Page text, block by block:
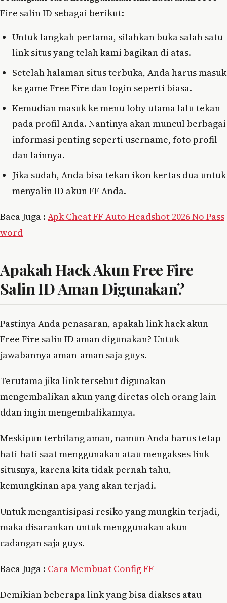
Fire salin ID sebagai berikut:
Untuk langkah pertama, silahkan buka salah satu
link situs yang telah kami bagikan di atas.
Setelah halaman situs terbuka, Anda harus masuk
ke game Free Fire dan login seperti biasa.
Kemudian masuk ke menu loby utama lalu tekan
pada profil Anda. Nantinya akan muncul berbagai
informasi penting seperti username, foto profil
dan lainnya.
Jika sudah, Anda bisa tekan ikon kertas dua untuk
menyalin ID akun FF Anda.
Baca Juga : Apk Cheat FF Auto Headshot 2026 No Pass
word
Apakah Hack Akun Free Fire
Salin ID Aman Digunakan?
Pastinya Anda penasaran, apakah link hack akun
Free Fire salin ID aman digunakan? Untuk
jawabannya aman-aman saja guys.
Terutama jika link tersebut digunakan
mengembalikan akun yang diretas oleh orang lain
ddan ingin mengembalikannya.
Meskipun terbilang aman, namun Anda harus tetap
hati-hati saat menggunakan atau mengakses link
situsnya, karena kita tidak pernah tahu,
kemungkinan apa yang akan terjadi.
Untuk mengantisipasi resiko yang mungkin terjadi,
maka disarankan untuk menggunakan akun
cadangan saja guys.
Baca Juga : Cara Membuat Config FF
Demikian beberapa link yang bisa diakses atau